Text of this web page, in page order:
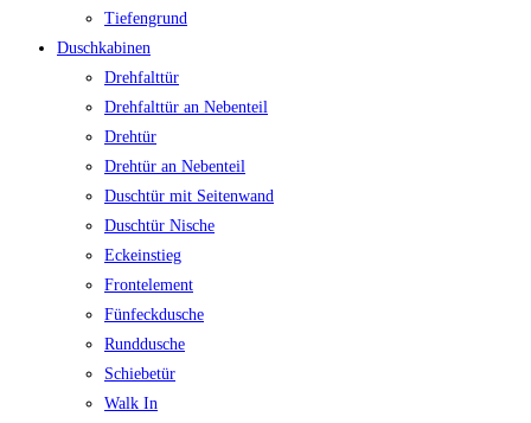
Tiefengrund
Duschkabinen
Drehfalttür
Drehfalttür an Nebenteil
Drehtür
Drehtür an Nebenteil
Duschtür mit Seitenwand
Duschtür Nische
Eckeinstieg
Frontelement
Fünfeckdusche
Runddusche
Schiebetür
Walk In